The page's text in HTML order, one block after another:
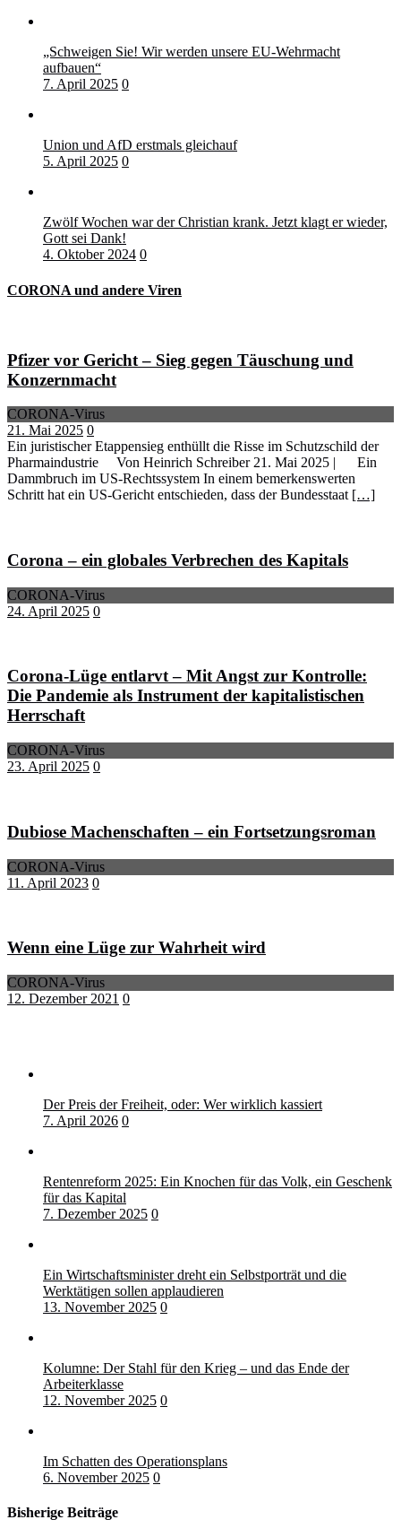
„Schweigen Sie! Wir werden unsere EU-Wehrmacht
aufbauen“
7. April 2025 0
Union und AfD erstmals gleichauf
5. April 2025 0
Zwölf Wochen war der Christian krank. Jetzt klagt er wieder,
Gott sei Dank!
4. Oktober 2024 0
CORONA und andere Viren
Pfizer vor Gericht – Sieg gegen Täuschung und
Konzernmacht
CORONA-Virus
21. Mai 2025 0
Ein juristischer Etappensieg enthüllt die Risse im Schutzschild der
Pharmaindustrie Von Heinrich Schreiber 21. Mai 2025 | Ein
Dammbruch im US-Rechtssystem In einem bemerkenswerten
Schritt hat ein US-Gericht entschieden, dass der Bundesstaat […]
Corona – ein globales Verbrechen des Kapitals
CORONA-Virus
24. April 2025 0
Corona-Lüge entlarvt – Mit Angst zur Kontrolle:
Die Pandemie als Instrument der kapitalistischen
Herrschaft
CORONA-Virus
23. April 2025 0
Dubiose Machenschaften – ein Fortsetzungsroman
CORONA-Virus
11. April 2023 0
Wenn eine Lüge zur Wahrheit wird
CORONA-Virus
12. Dezember 2021 0
Der Preis der Freiheit, oder: Wer wirklich kassiert
7. April 2026 0
Rentenreform 2025: Ein Knochen für das Volk, ein Geschenk
für das Kapital
7. Dezember 2025 0
Ein Wirtschaftsminister dreht ein Selbstporträt und die
Werktätigen sollen applaudieren
13. November 2025 0
Kolumne: Der Stahl für den Krieg – und das Ende der
Arbeiterklasse
12. November 2025 0
Im Schatten des Operationsplans
6. November 2025 0
Bisherige Beiträge